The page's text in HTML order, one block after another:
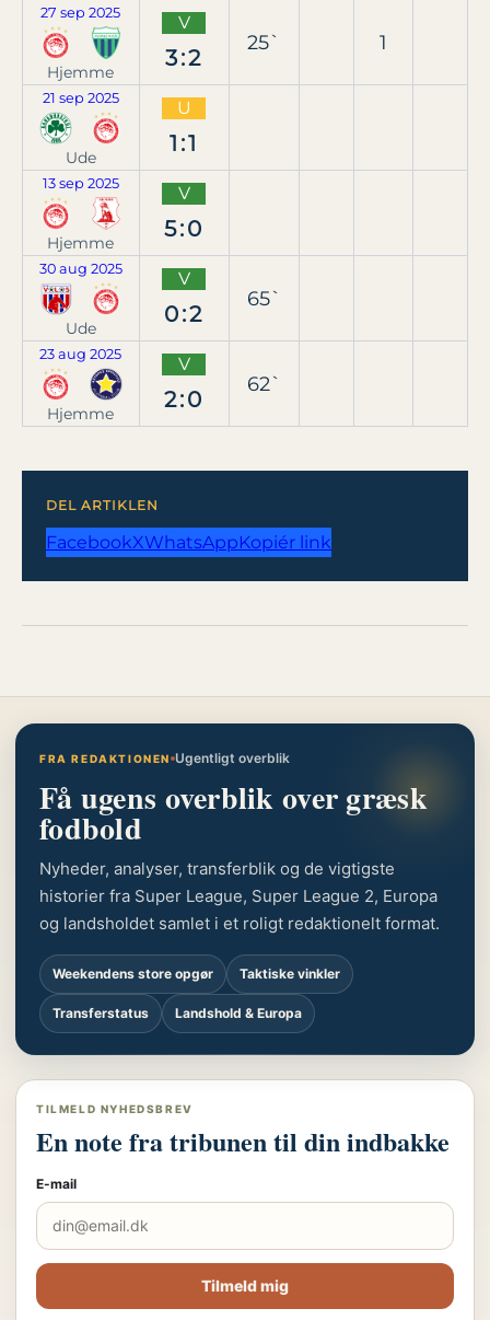
27 sep 2025
Hjemme
V
3:2
25` 1
21 sep 2025
Ude
U
1:1
13 sep 2025
Hjemme
V
5:0
30 aug 2025
Ude
V
0:2
65`
23 aug 2025
Hjemme
V
2:0
62`
DEL ARTIKLEN
FacebookXWhatsAppKopiér link
FRA REDAKTIONEN Ugentligt overblik
Få ugens overblik over græsk
fodbold
Nyheder, analyser, transferblik og de vigtigste
historier fra Super League, Super League 2, Europa
og landsholdet samlet i et roligt redaktionelt format.
Weekendens store opgør Taktiske vinkler
Transferstatus Landshold & Europa
TILMELD NYHEDSBREV
En note fra tribunen til din indbakke
E-mail
Tilmeld mig